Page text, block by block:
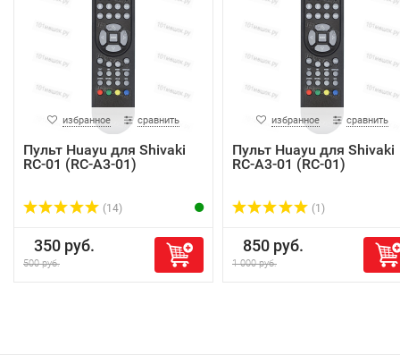
избранное сравнить
Пульт Huayu для Shivaki
RC-01 (RC-A3-01)
(14)
350 руб.
500 руб.
избранное сравнить
Пульт Huayu для Shivaki
RC-A3-01 (RC-01)
(1)
850 руб.
1 000 руб.